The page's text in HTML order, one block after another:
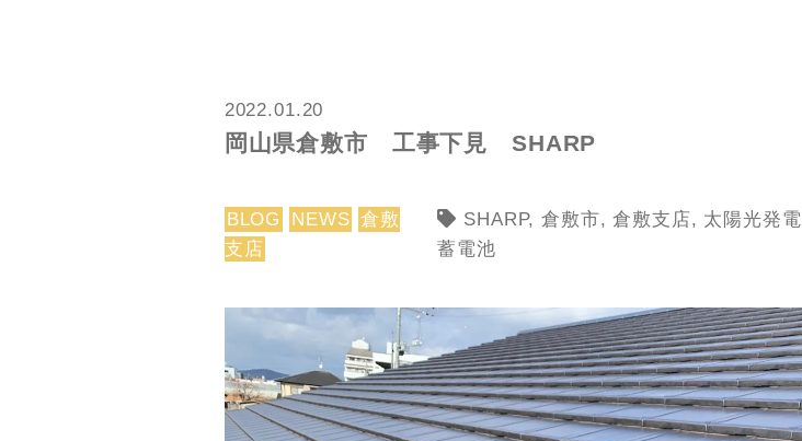
2022.01.20
岡山県倉敷市 工事下見 SHARP
BLOG NEWS 倉敷
支店
SHARP,倉敷市,倉敷支店, 太陽光発電
蓄電池